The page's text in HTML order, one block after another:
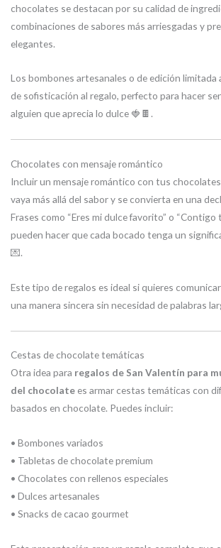
chocolates se destacan por su calidad de
combinaciones de sabores más arriesgadas y
elegantes.
Los bombones artesanales o de edición
de sofisticación al regalo, perfecto para hacer
alguien que aprecia lo dulce 🍓🍫.
Chocolates con mensaje romántico
Incluir un mensaje romántico con tus
vaya más allá del sabor y se convierta en una
Frases como “Eres mi dulce favorito” o “Contigo
pueden hacer que cada bocado tenga un
💌.
Este tipo de regalos es ideal si quieres
una manera sincera sin necesidad de palabras
Cestas de chocolate temáticas
Otra idea para regalos de San Valentín para
del chocolate es armar cestas temáticas con
basados en chocolate. Puedes incluir:
• Bombones variados
• Tabletas de chocolate premium
• Chocolates con rellenos especiales
• Dulces artesanales
• Snacks de cacao gourmet